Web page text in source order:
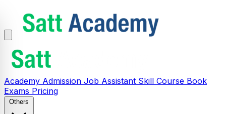
Academy Admission Job Assistant Skill Course Book
Exams Pricing
Others